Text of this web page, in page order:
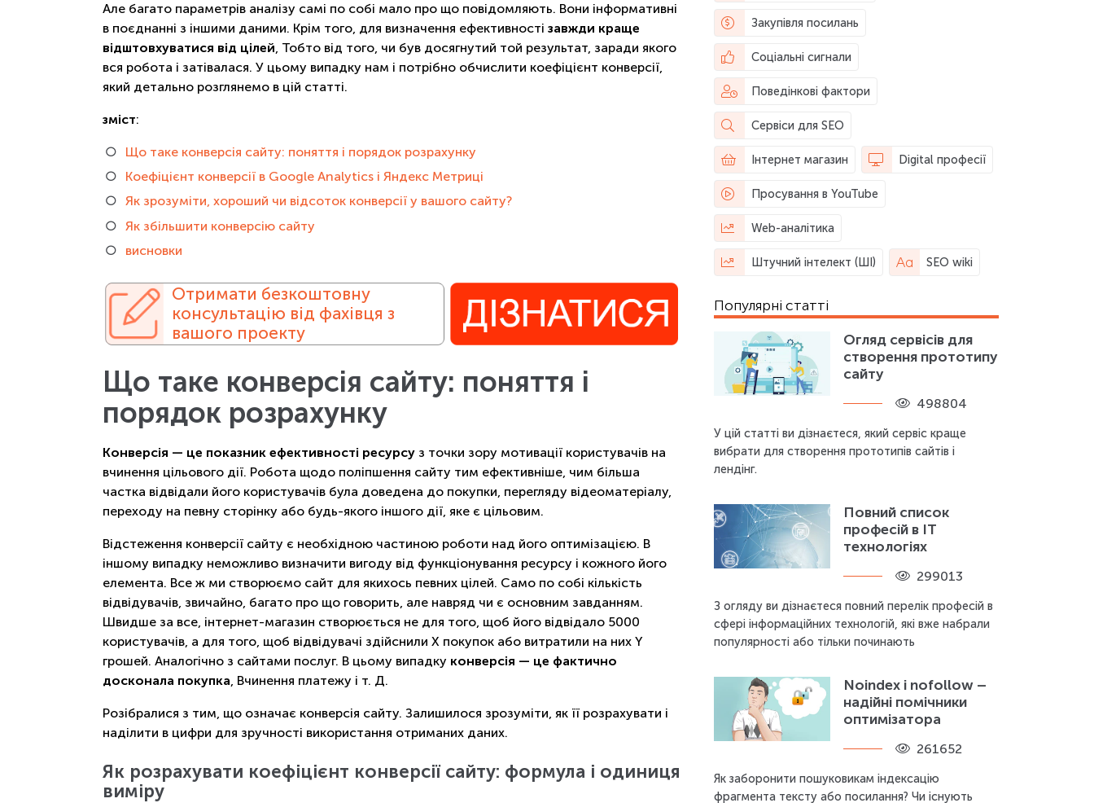
Але багато параметрів аналізу самі по собі мало про що повідомляють. Вони інформативні
в поєднанні з іншими даними. Крім того, для визначення ефективності завжди краще
відштовхуватися від цілей , Тобто від того, чи був досягнутий той результат, заради якого
вся робота і затівалася. У цьому випадку нам і потрібно обчислити коефіцієнт конверсії,
який детально розглянемо в цій статті.
зміст:
Що таке конверсія сайту: поняття і порядок розрахунку
Коефіцієнт конверсії в Google Analytics і Яндекс Метриці
Як зрозуміти, хороший чи відсоток конверсії у вашого сайту?
Як збільшити конверсію сайту
висновки
Отримати безкоштовну
консультацію від фахівця з
вашого проекту
Що таке конверсія сайту: поняття і
порядок розрахунку
Конверсія — це показник ефективності ресурсу з точки зору мотивації користувачів на
вчинення цільового дії. Робота щодо поліпшення сайту тим ефективніше, чим більша
частка відвідали його користувачів була доведена до покупки, перегляду відеоматеріалу,
переходу на певну сторінку або будь-якого іншого дії, яке є цільовим.
Відстеження конверсії сайту є необхідною частиною роботи над його оптимізацією. В
іншому випадку неможливо визначити вигоду від функціонування ресурсу і кожного його
елемента. Все ж ми створюємо сайт для якихось певних цілей. Само по собі кількість
відвідувачів, звичайно, багато про що говорить, але навряд чи є основним завданням.
Швидше за все, інтернет-магазин створюється не для того, щоб його відвідало 5000
користувачів, а для того, щоб відвідувачі здійснили X покупок або витратили на них Y
грошей. Аналогічно з сайтами послуг. В цьому випадку конверсія — це фактично
досконала покупка , Вчинення платежу і т. Д.
Розібралися з тим, що означає конверсія сайту. Залишилося зрозуміти, як її розрахувати і
наділити в цифри для зручності використання отриманих даних.
Як розрахувати коефіцієнт конверсії сайту: формула і одиниця
виміру
Закупівля посилань
Соціальні сигнали
Поведінкові фактори
Сервіси для SEO
Інтернет магазин Digital професії
Просування в YouTube
Web-аналітика
Штучний інтелект (ШІ) SEO wiki
Популярні статті
Огляд сервісів для
створення прототипу
сайту
498804
У цій статті ви дізнаєтеся, який сервіс краще
вибрати для створення прототипів сайтів і
лендінг.
Повний список
професій в IT
технологіях
299013
З огляду ви дізнаєтеся повний перелік професій в
сфері інформаційних технологій, які вже набрали
популярності або тільки починають
Noindex і nofollow –
надійні помічники
оптимізатора
261652
Як заборонити пошуковикам індексацію
фрагмента тексту або посилання? Чи існують